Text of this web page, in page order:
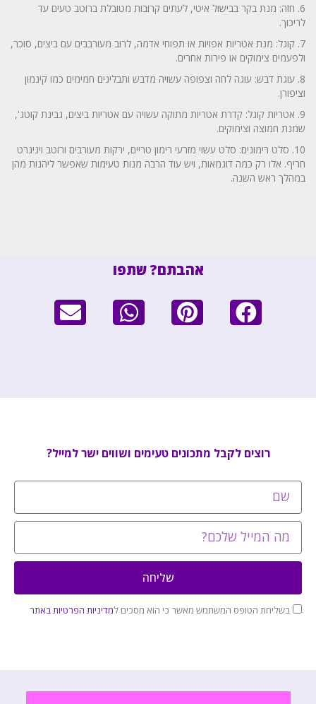
6. חזה: מנת בקר בבישול איטי, לעתים קרובות מטובלת ברוטב טעים עד
לריכוך.
7. קוגל: מנת אטריות אפויות או תפוחי אדמה, לרוב מעורבבים עם ביצים, סוכר,
ולפעמים צימוקים או פירות אחרים.
8. עוגת דבש: עוגה לחה וצפופה עשויה מדבש ותבלינים חמימים כמו קינמון
וציפורן.
9. אטריות קוגל: קדרת אטריות מתוקה עשויה עם אטריות ביצים, גבינת קוטג',
שמנת חמוצה וצימוקים.
10. סלט רימונים: סלט עשוי מזרעי רימון טריים, ירקות מעורבים ורוטב ויניגרט
חריף. אלו רק כמה דוגמאות, ויש עוד הרבה מנות טעימות שאפשר ליהנות מהן
במהלך ראש השנה.
אהבתם? שתפו
רוצים לקבל מתכונים טעימים ושווים ישר למייל?
בשליחת הטופס המשתמש מאשר כי הוא מסכים למדיניות הפרטיות באתר
שליחה